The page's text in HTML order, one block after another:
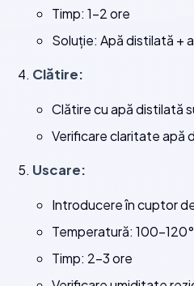
Timp: 1-2 ore
Soluție: Apă distilată +
Clătire:
Clătire cu apă distilată
Verificare claritate apă
Uscare:
Introducere în cuptor
Temperatură: 100-
Timp: 2-3 ore